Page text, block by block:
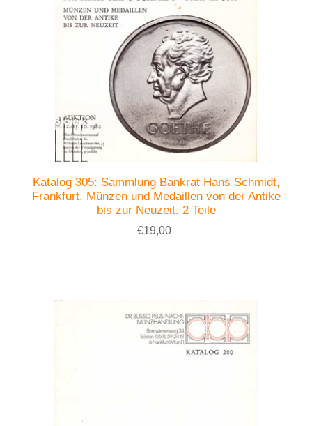
Katalog 305: Sammlung Bankrat Hans Schmidt,
Frankfurt. Münzen und Medaillen von der Antike
bis zur Neuzeit. 2 Teile
€19,00